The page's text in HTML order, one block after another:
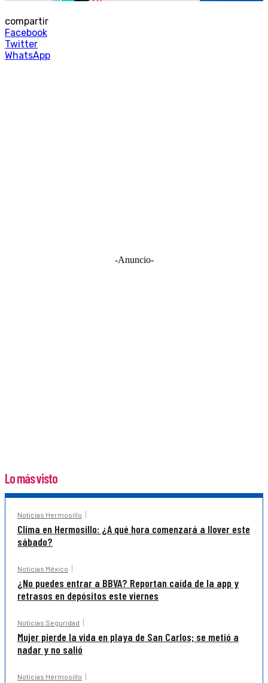
compartir
Facebook
Twitter
WhatsApp
-Anuncio-
Lo más visto
Noticias Hermosillo
Clima en Hermosillo: ¿A qué hora comenzará a llover este
sábado?
Noticias México
¿No puedes entrar a BBVA? Reportan caída de la app y
retrasos en depósitos este viernes
Noticias Seguridad
Mujer pierde la vida en playa de San Carlos; se metió a
nadar y no salió
Noticias Hermosillo